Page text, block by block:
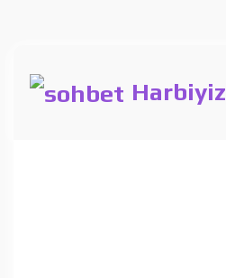
Harbiyiz